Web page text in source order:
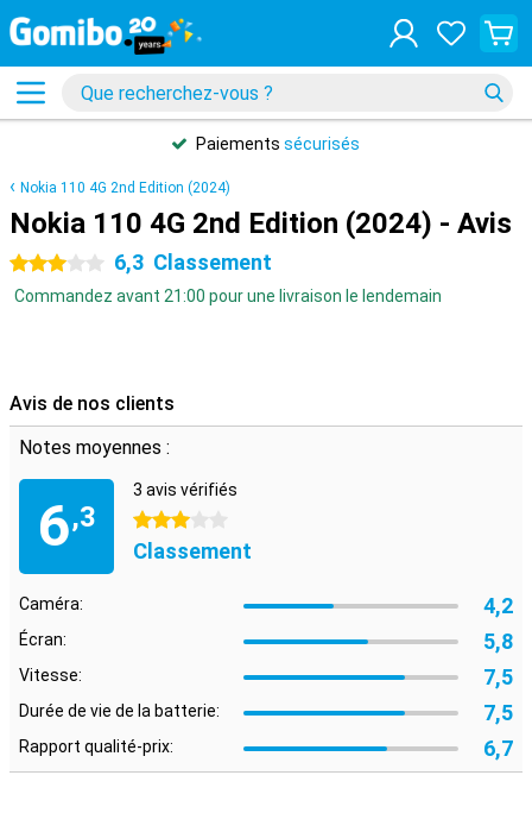
Paiements sécurisés
Nokia 110 4G 2nd Edition (2024)
Nokia 110 4G 2nd Edition (2024) - Avis
3 étoiles 6,3 Classement
Commandez avant 21:00 pour une livraison le lendemain
Avis de nos clients
Notes moyennes :
6,3
3 avis vérifiés
3 étoiles
Classement
Caméra: 4,2
Écran: 5,8
Vitesse: 7,5
Durée de vie de la batterie: 7,5
Rapport qualité-prix: 6,7